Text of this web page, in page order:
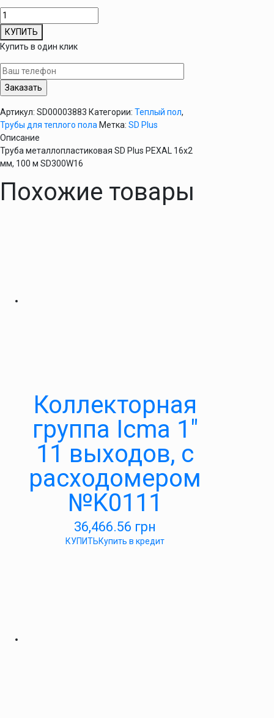
Количество
товара
Труба
металлопластиковая
SD
Plus
PEXAL
мм,
100
м
SD300W16
КУПИТЬ
Купить в один клик
Артикул: SD00003883 Категории: Теплый пол,
Трубы для теплого пола Метка: SD Plus
Описание
Труба металлопластиковая SD Plus PEXAL 16х2
мм, 100 м SD300W16
Похожие товары
Коллекторная
группа Icma 1″
11 выходов, с
расходомером
№K0111
36,466.56 грн
КУПИТЬКупить в кредит